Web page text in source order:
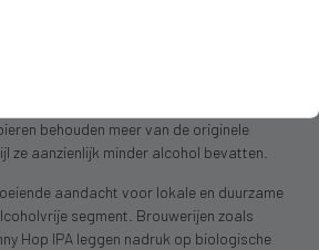
behouden meer van de originele
ze aanzienlijk minder alcohol bevatten.
aandacht voor lokale en duurzame
segment. Brouwerijen zoals
Hop IPA leggen nadruk op biologische